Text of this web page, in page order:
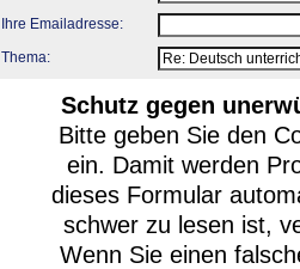
Ihre Emailadresse:
Thema:
Schutz gegen
Bitte geben Sie den
ein. Damit werden
dieses Formular
schwer zu lesen ist,
Wenn Sie einen